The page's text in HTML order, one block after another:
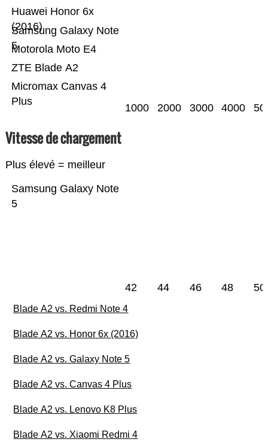
Micromax Canvas 4
Plus
ZTE Blade A2
Motorola Moto E4
Samsung Galaxy Note
5
Huawei Honor 6x
(2016)
1000 2000 3000 4000
Vitesse de chargement
Plus élevé = meilleur
Samsung Galaxy Note
5
42 44 46 48 50
Blade A2 vs. Redmi Note 4
Blade A2 vs. Honor 6x (2016)
Blade A2 vs. Galaxy Note 5
Blade A2 vs. Canvas 4 Plus
Blade A2 vs. Lenovo K8 Plus
Blade A2 vs. Xiaomi Redmi 4